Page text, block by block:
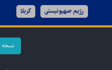
رژیم صهیونیستی کربلا